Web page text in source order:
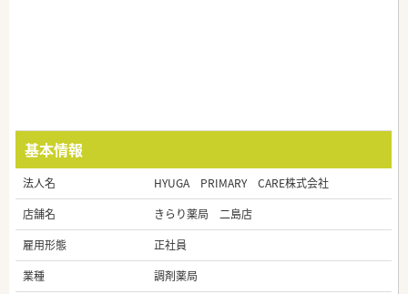
基本情報
法人名
HYUGA PRIMARY CARE株式会社
店舗名
きらり薬局 二島店
雇用形態
正社員
業種
調剤薬局